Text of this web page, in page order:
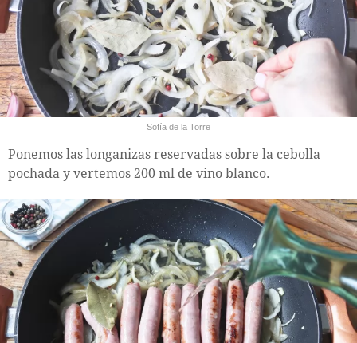
Sofía de la Torre
Ponemos las longanizas reservadas sobre la cebolla
pochada y vertemos 200 ml de vino blanco.